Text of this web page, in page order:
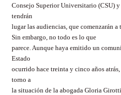
Consejo Superior Universitario (CSU)
tendrán
lugar las audiencias, que comenzarán a
Sin embargo, no todo es lo que
parece. Aunque haya emitido un
Estado
ocurrido hace treinta y cinco años
torno a
la situación de la abogada Gloria